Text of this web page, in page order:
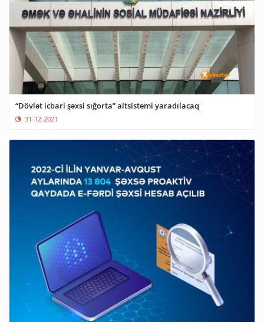
“Dövlət icbari şəxsi sığorta” altsistemi yaradılacaq
31-12-2021